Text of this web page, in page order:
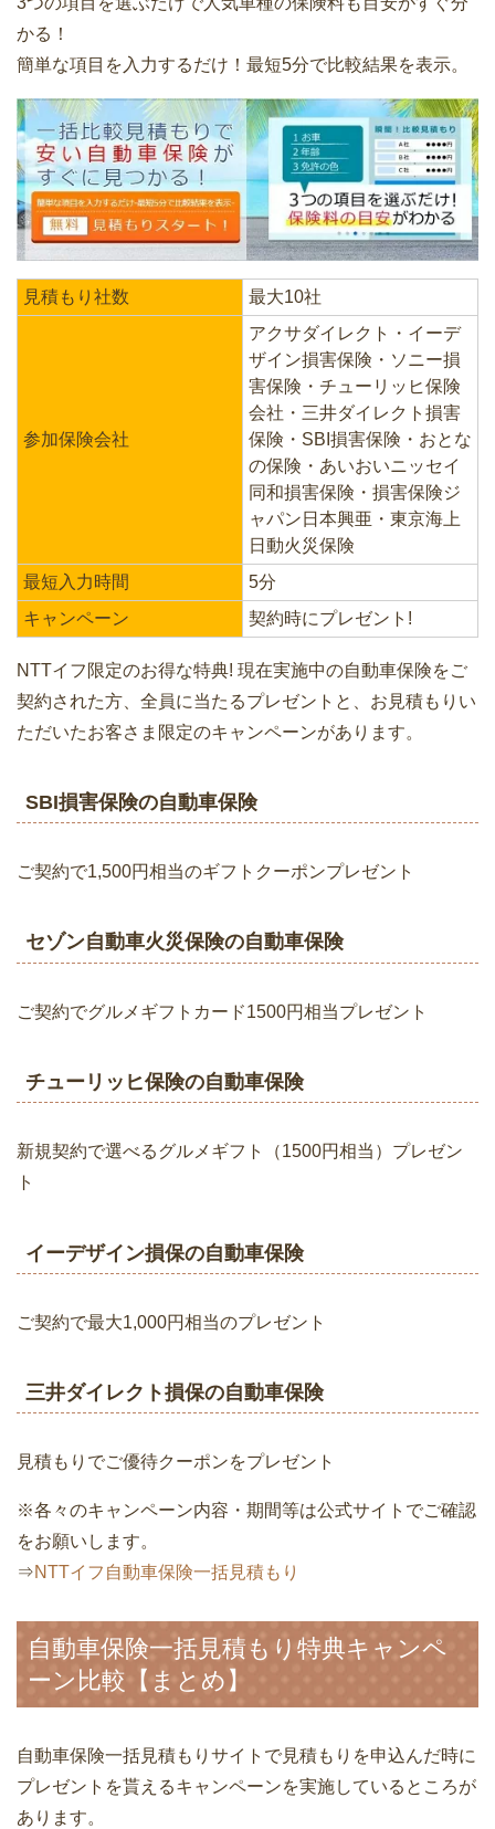
かる！
簡単な項目を入力するだけ！最短5分で比較結果を表示。
見積もり社数 最大10社
参加保険会社
アクサダイレクト・イーデ
ザイン損害保険・ソニー損
害保険・チューリッヒ保険
会社・三井ダイレクト損害
保険・SBI損害保険・おとな
の保険・あいおいニッセイ
同和損害保険・損害保険ジ
ャパン日本興亜・東京海上
日動火災保険
最短入力時間
5分
キャンペーン
契約時にプレゼント!
NTTイフ限定のお得な特典! 現在実施中の自動車保険をご
契約された方、全員に当たるプレゼントと、お見積もりい
ただいたお客さま限定のキャンペーンがあります。
SBI損害保険の自動車保険
ご契約で1,500円相当のギフトクーポンプレゼント
セゾン自動車火災保険の自動車保険
ご契約でグルメギフトカード1500円相当プレゼント
チューリッヒ保険の自動車保険
新規契約で選べるグルメギフト（1500円相当）プレゼン
ト
イーデザイン損保の自動車保険
ご契約で最大1,000円相当のプレゼント
三井ダイレクト損保の自動車保険
見積もりでご優待クーポンをプレゼント
※各々のキャンペーン内容・期間等は公式サイトでご確認
をお願いします。
⇒NTTイフ自動車保険一括見積もり
自動車保険一括見積もり特典キャンペ
ーン比較【まとめ】
自動車保険一括見積もりサイトで見積もりを申込んだ時に
プレゼントを貰えるキャンペーンを実施しているところが
あります。